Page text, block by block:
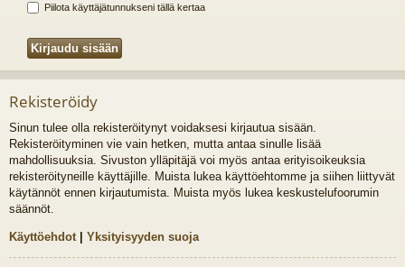
Piilota käyttäjätunnukseni tällä kertaa
Rekisteröidy
Sinun tulee olla rekisteröitynyt voidaksesi kirjautua sisään.
Rekisteröityminen vie vain hetken, mutta antaa sinulle lisää
mahdollisuuksia. Sivuston ylläpitäjä voi myös antaa erityisoikeuksia
rekisteröityneille käyttäjille. Muista lukea käyttöehtomme ja siihen liittyvät
käytännöt ennen kirjautumista. Muista myös lukea keskustelufoorumin
säännöt.
Käyttöehdot | Yksityisyyden suoja